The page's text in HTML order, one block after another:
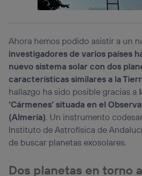
Ahora hemos podido asistir a un
investigadores de varios países
nuevo sistema solar con dos
características similares a la
hallazgo ha sido posible gracias a
‘Cármenes’ situada en el
(Almería). Un instrumento
Instituto de Astrofísica de
de buscar planetas exosolares.
Dos planetas en torno
Este identificador se asigna a la
consienta el uso de la tecnología
Si utilizas unaconexión de banda
el marketing o análisis se realizará
actividades de navegación de los
que hayan dado su
Si utilizasdatos móviles, el
personalizado, ya que se basará
navegación del usuario del móvil.
Puedes gestionar los
“Administrar Utiq” en la parte inferior
visitando el portal de privacidad de